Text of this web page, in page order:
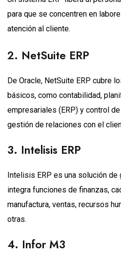
para que se concentren en
atención al cliente.
2. NetSuite ERP
De Oracle, NetSuite ERP cubre
básicos, como contabilidad,
empresariales (ERP) y control
gestión de relaciones con el
3. Intelisis ERP
Intelisis ERP es una solución
integra funciones de finanzas,
manufactura, ventas, recursos
otras.
4. Infor M3